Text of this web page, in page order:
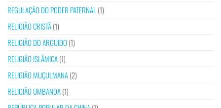
REGULAÇÃO DO PODER PATERNAL (1)
RELIGIÃO CRISTÃ(1)
RELIGIÃO DO ARGUIDO (1)
RELIGIÃO ISLÂMICA(1)
RELIGIÃO MUÇULMANA(2)
RELIGIÃO UMBANDA(1)